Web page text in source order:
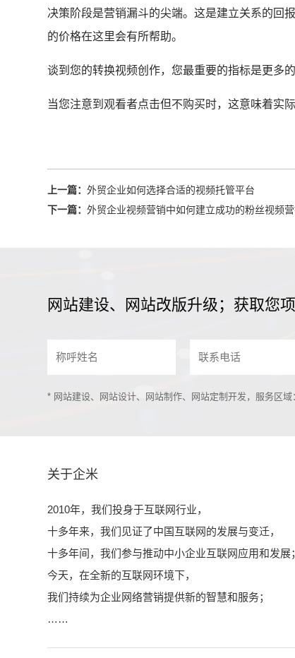
决策阶段是营销漏斗的尖端。这是建立关系的回
的价格在这里会有所帮助。
谈到您的转换视频创作，您最重要的指标是更多
当您注意到观看者点击但不购买时，这意味着实
上一篇：外贸企业如何选择合适的视频托管平台
下一篇：外贸企业视频营销中如何建立成功的粉丝视频
网站建设、网站改版升级；获取您
* 网站建设、网站设计、网站制作、网站定制开发，服务区
关于企米
2010年，我们投身于互联网行业，
十多年来，我们见证了中国互联网的发展与变迁，
十多年间，我们参与推动中小企业互联网应用和发展；
今天，在全新的互联网环境下，
我们持续为企业网络营销提供新的智慧和服务；
……